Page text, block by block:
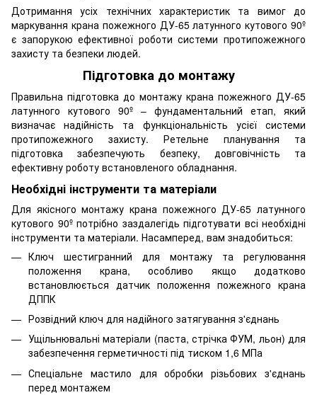
Дотримання усіх технічних характеристик та вимог до
маркування крана пожежного ДУ-65 латунного кутового 90º
є запорукою ефективної роботи системи протипожежного
захисту та безпеки людей.
Підготовка до монтажу
Правильна підготовка до монтажу крана пожежного ДУ-65
латунного кутового 90º – фундаментальний етап, який
визначає надійність та функціональність усієї системи
протипожежного захисту. Ретельне планування та
підготовка забезпечують безпеку, довговічність та
ефективну роботу встановленого обладнання.
Необхідні інструменти та матеріали
Для якісного монтажу крана пожежного ДУ-65 латунного
кутового 90º потрібно заздалегідь підготувати всі необхідні
інструменти та матеріали. Насамперед, вам знадобиться:
Ключ шестигранний для монтажу та регулювання
положення крана, особливо якщо додатково
встановлюється датчик положення пожежного крана
ДППК
Розвідний ключ для надійного затягування з'єднань
Ущільнювальні матеріали (паста, стрічка ФУМ, льон) для
забезпечення герметичності під тиском 1,6 МПа
Спеціальне мастило для обробки різьбових з'єднань
перед монтажем